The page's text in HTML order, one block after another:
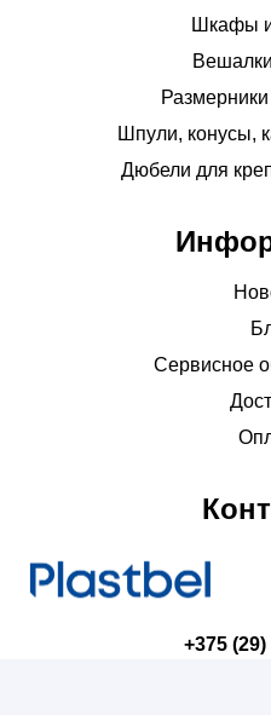
Шкафы
Шпули, конусы,
Дюбели для
Сервисное
+375